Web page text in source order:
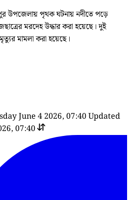
উপজেলায় পৃথক ঘটনায় নদীতে পড়ে
মরদেহ উদ্ধার করা হয়েছে। দুই
মামলা করা হয়েছে।
June 4 2026, 07:40Updated
07:40